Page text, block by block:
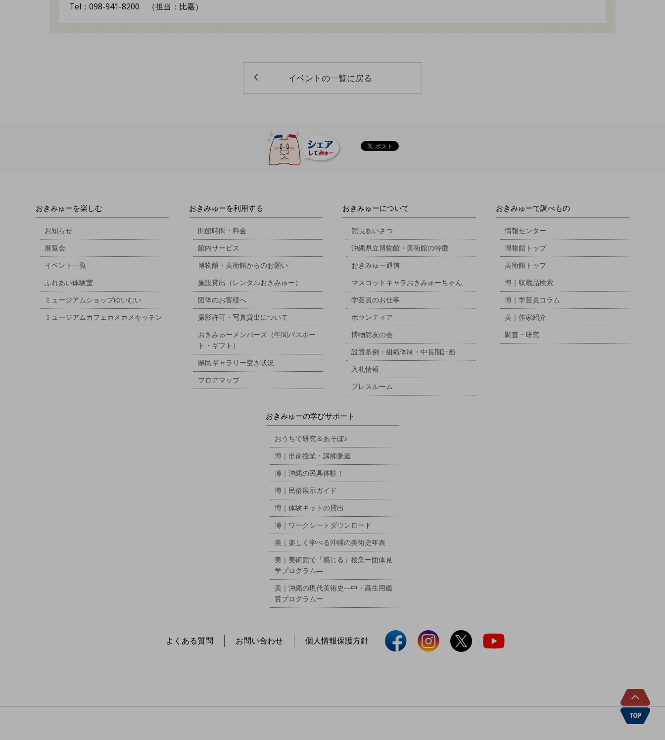
Tel：098-941-8200 （担当：比嘉）
イベントの一覧に戻る
おきみゅーを楽しむ
お知らせ
展覧会
イベント一覧
ふれあい体験室
ミュージアムショップゆいむい
ミュージアムカフェカメカメキッチン
おきみゅーを利用する
開館時間・料金
館内サービス
博物館・美術館からのお願い
施設貸出（レンタルおきみゅー）
団体のお客様へ
撮影許可・写真貸出について
おきみゅーメンバーズ（年間パスポー
ト・ギフト）
県民ギャラリー空き状況
フロアマップ
おきみゅーについて
館長あいさつ
沖縄県立博物館・美術館の特徴
おきみゅー通信
マスコットキャラおきみゅーちゃん
学芸員のお仕事
ボランティア
博物館友の会
設置条例・組織体制・中長期計画
入札情報
プレスルーム
おきみゅーで調べもの
情報センター
博物館トップ
美術館トップ
博｜収蔵品検索
博｜学芸員コラム
美｜作家紹介
調査・研究
おきみゅーの学びサポート
おうちで研究＆あそぼ♪
博｜出前授業・講師派遣
博｜沖縄の民具体験！
博｜民俗展示ガイド
博｜体験キットの貸出
博｜ワークシートダウンロード
美｜楽しく学べる沖縄の美術史年表
美｜美術館で「感じる」授業ー団体見
学プログラム―
美｜沖縄の現代美術史―中・高生用鑑
賞プログラムー
よくある質問 お問い合わせ 個人情報保護方針